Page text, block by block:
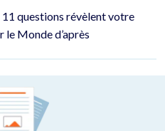
questions révèlent votre
Monde d’après